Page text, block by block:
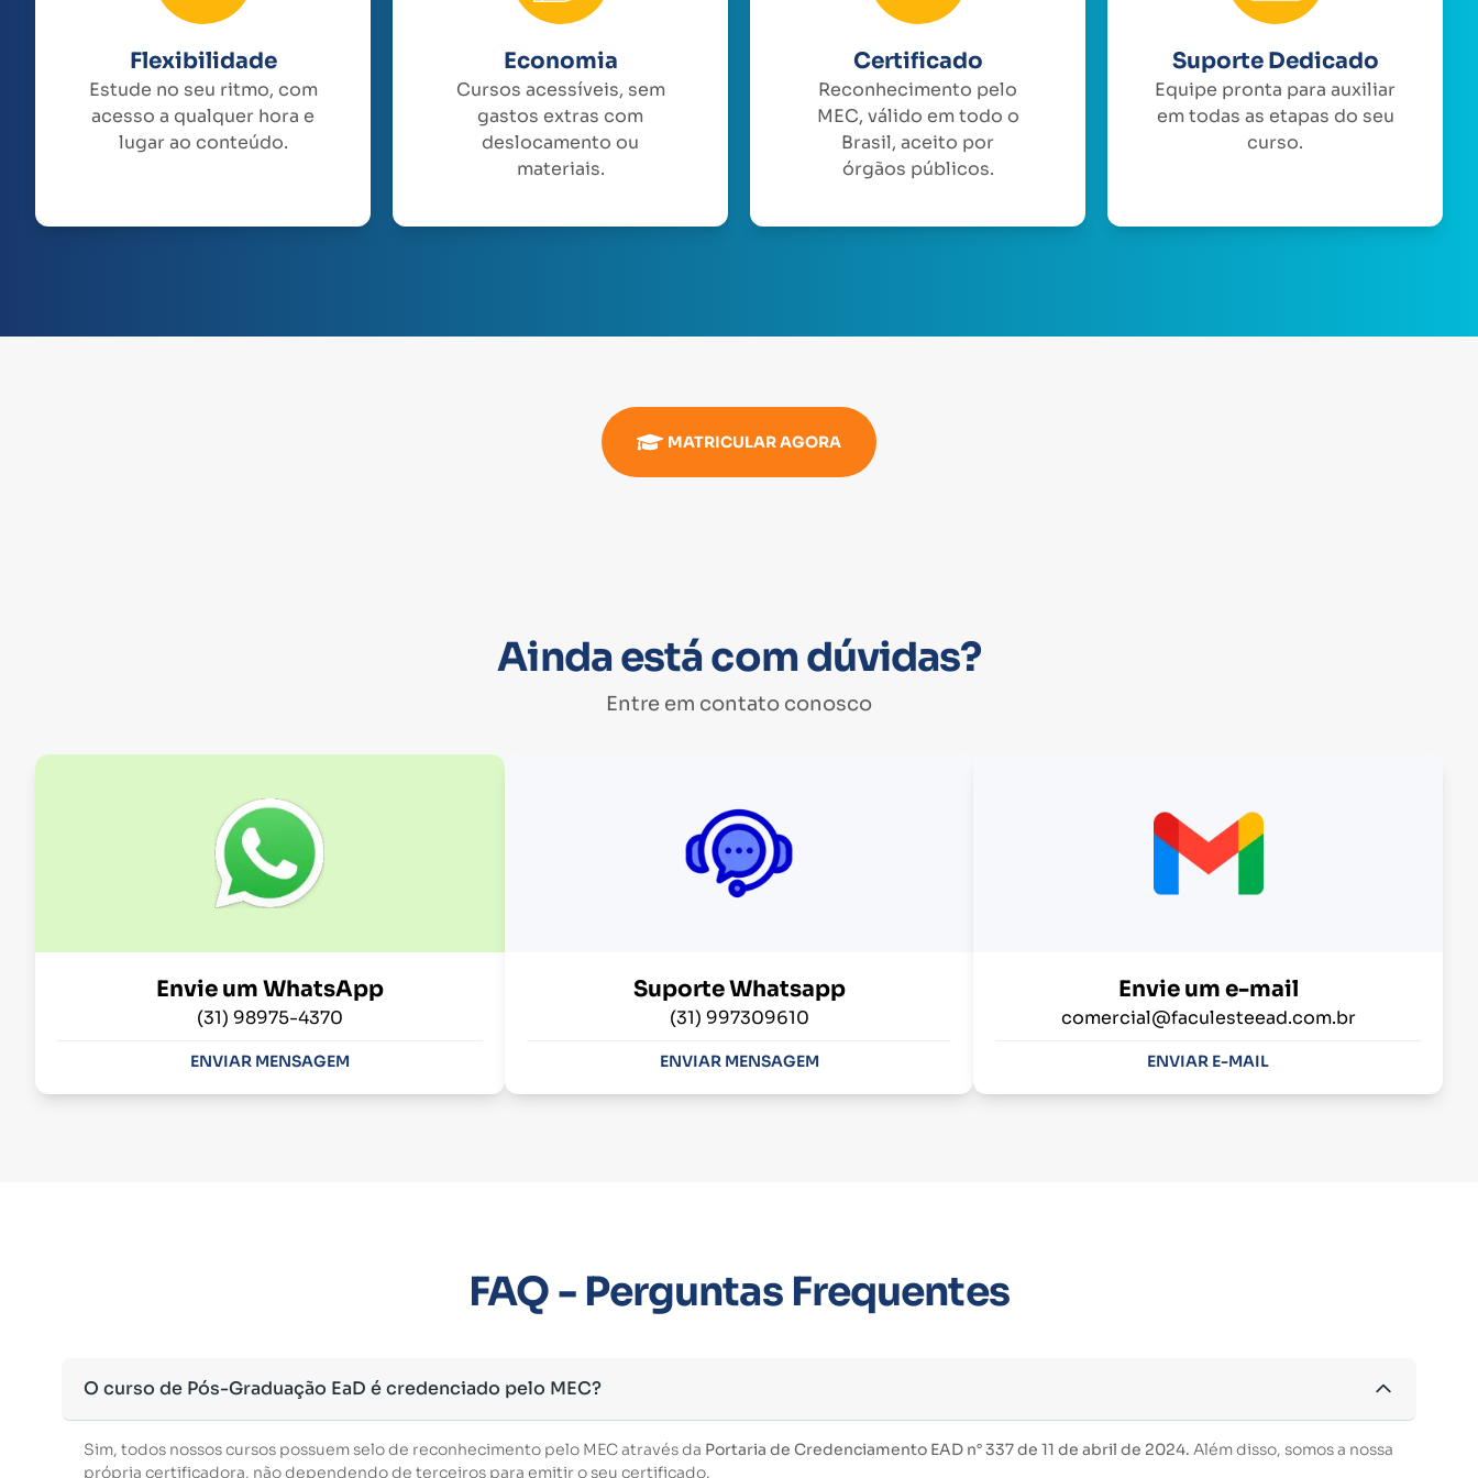
Flexibilidade
Estude no seu ritmo, com
acesso a qualquer hora e
lugar ao conteúdo.
Economia
Cursos acessíveis, sem
gastos extras com
deslocamento ou
materiais.
Certificado
Reconhecimento pelo
MEC, válido em todo o
Brasil, aceito por
órgãos públicos.
Suporte Dedicado
Equipe pronta para auxiliar
em todas as etapas do seu
curso.
MATRICULAR AGORA
Ainda está com dúvidas?
Entre em contato conosco
Envie um WhatsApp
(31) 98975-4370
ENVIAR MENSAGEM
Suporte Whatsapp
(31) 997309610
ENVIAR MENSAGEM
Envie um e-mail
comercial@faculesteead.com.br
ENVIAR E-MAIL
FAQ - Perguntas Frequentes
O curso de Pós-Graduação EaD é credenciado pelo MEC?
Sim, todos nossos cursos possuem selo de reconhecimento pelo MEC através da Portaria de Credenciamento EAD n° 337 de 11 de abril de 2024. Além disso, somos a nossa
própria certificadora, não dependendo de terceiros para emitir o seu certificado.